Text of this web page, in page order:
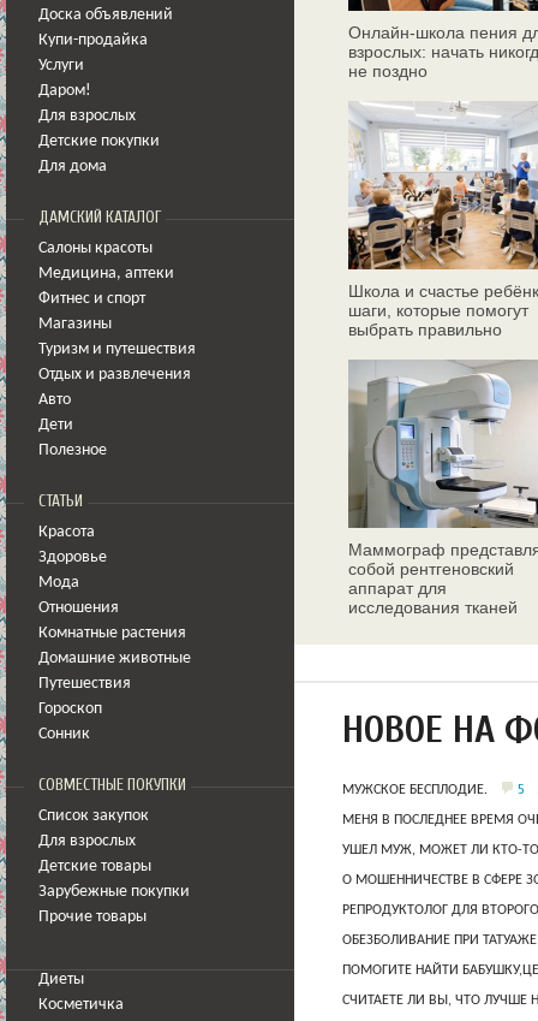
Доска объявлений
Купи-продайка
Услуги
Даром!
Для взрослых
Детские покупки
Для дома
ДАМСКИЙ КАТАЛОГ
Салоны красоты
Медицина, аптеки
Фитнес и спорт
Магазины
Туризм и путешествия
Отдых и развлечения
Авто
Дети
Полезное
СТАТЬИ
Красота
Здоровье
Мода
Отношения
Комнатные растения
Домашние животные
Путешествия
Гороскоп
Сонник
СОВМЕСТНЫЕ ПОКУПКИ
Список закупок
Для взрослых
Детские товары
Зарубежные покупки
Прочие товары
Диеты
Косметичка
Онлайн‑школа пения
взрослых: начать
не поздно
Школа и счастье
шаги, которые помогут
выбрать правильно
Маммограф
собой рентгеновский
аппарат для
исследования тканей
НОВОЕ НА
МУЖСКОЕ БЕСПЛОДИЕ. 5
МЕНЯ В ПОСЛЕДНЕЕ ВРЕМЯ
УШЕЛ МУЖ, МОЖЕТ ЛИ КТО-ТО
О МОШЕННИЧЕСТВЕ В СФЕРЕ
РЕПРОДУКТОЛОГ ДЛЯ
ОБЕЗБОЛИВАНИЕ ПРИ
ПОМОГИТЕ НАЙТИ
СЧИТАЕТЕ ЛИ ВЫ, ЧТО ЛУЧШЕ